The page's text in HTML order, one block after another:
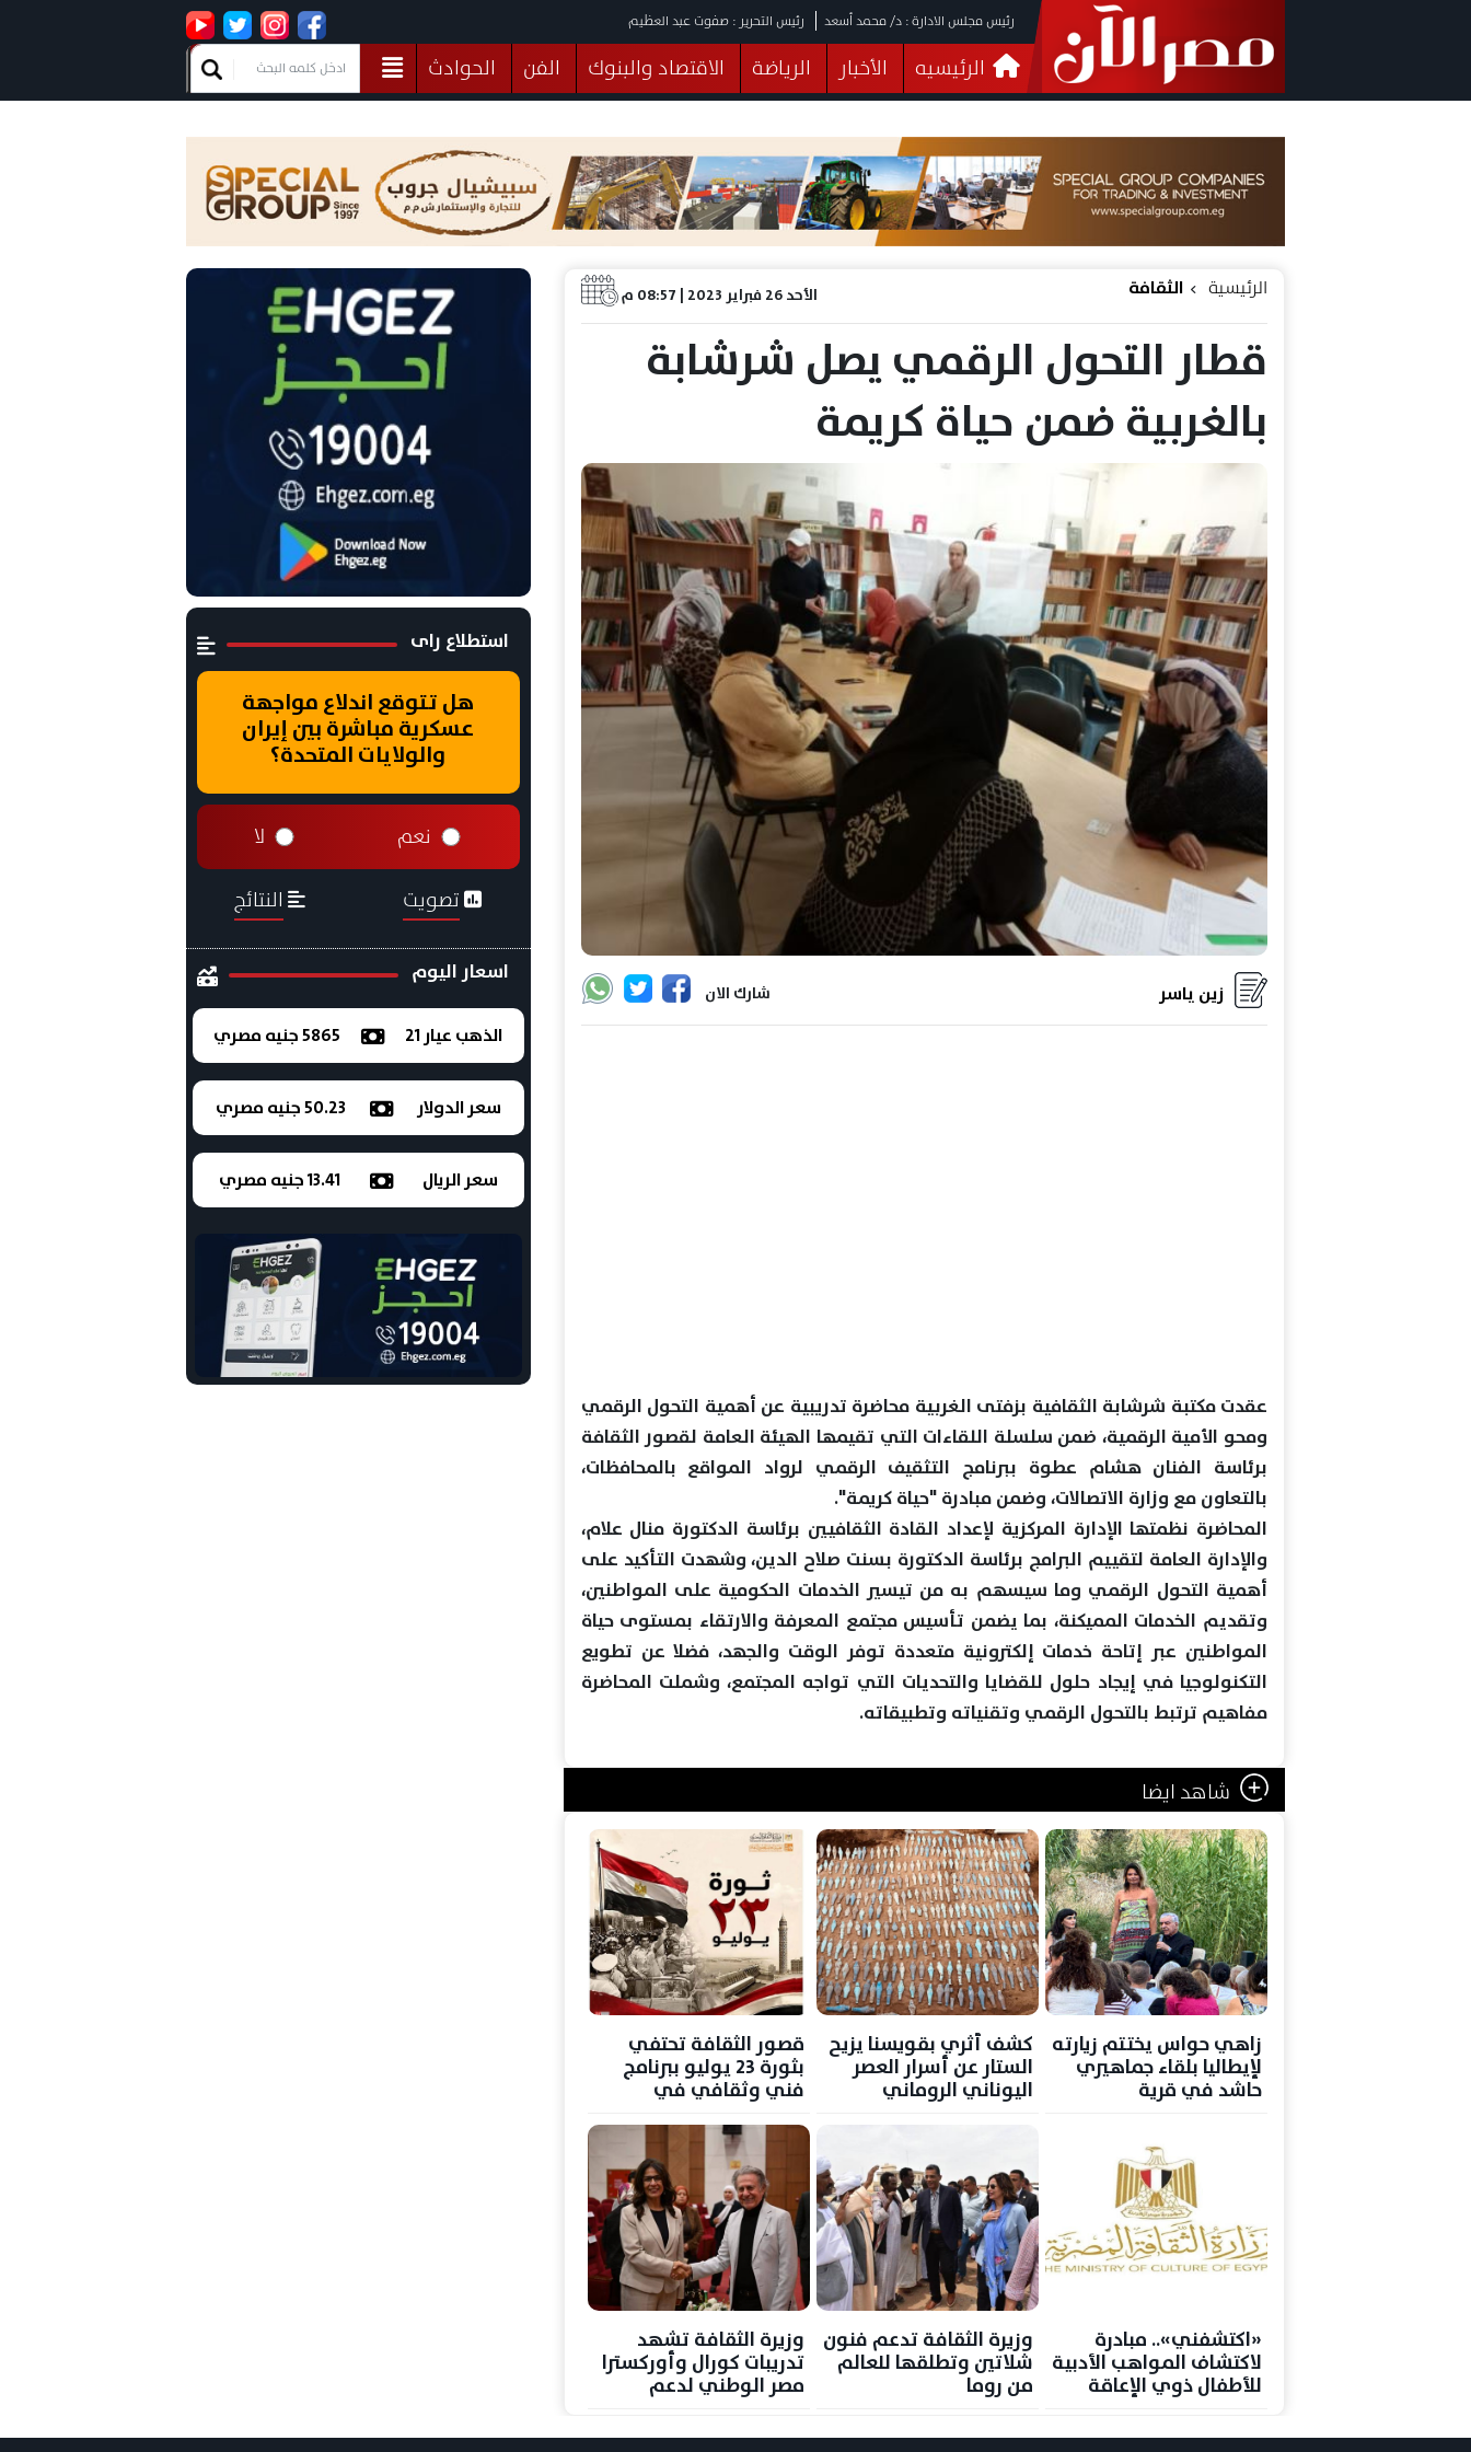
رئيس مجلس الادارة : د/ محمد أسعد رئيس التحرير : صفوت عبد العظيم
الرئيسيه الأخبار الرياضة الاقتصاد والبنوك الفن
الحوادث
فيديوهات
البرلمان صحة الثقافة خدمات منوعات
الأحد 26 فبراير 2023 | 08:57 م الرئيسية الثقافة
قطار التحول الرقمي يصل شرشابة
بالغربية ضمن حياة كريمة
شارك الان زين ياسر
عقدت مكتبة شرشابة الثقافية بزفتى الغربية محاضرة تدريبية عن أهمية التحول الرقمي
ومحو الأمية الرقمية، ضمن سلسلة اللقاءات التي تقيمها الهيئة العامة لقصور الثقافة
برئاسة الفنان هشام عطوة ببرنامج التثقيف الرقمي لرواد المواقع بالمحافظات،
بالتعاون مع وزارة الاتصالات، وضمن مبادرة "حياة كريمة".
المحاضرة نظمتها الإدارة المركزية لإعداد القادة الثقافيين برئاسة الدكتورة منال علام،
والإدارة العامة لتقييم البرامج برئاسة الدكتورة بسنت صلاح الدين، وشهدت التأكيد على
أهمية التحول الرقمي وما سيسهم به من تيسير الخدمات الحكومية على المواطنين،
وتقديم الخدمات المميكنة، بما يضمن تأسيس مجتمع المعرفة والارتقاء بمستوى حياة
المواطنين عبر إتاحة خدمات إلكترونية متعددة توفر الوقت والجهد، فضلا عن تطويع
التكنولوجيا في إيجاد حلول للقضايا والتحديات التي تواجه المجتمع، وشملت المحاضرة
مفاهيم ترتبط بالتحول الرقمي وتقنياته وتطبيقاته.
شاهد ايضا
زاهي حواس يختتم زيارته
لإيطاليا بلقاء جماهيري
حاشد في قرية
كشف أثري بقويسنا يزيح
الستار عن أسرار العصر
اليوناني الروماني
قصور الثقافة تحتفي
بثورة 23 يوليو ببرنامج
فني وثقافي في
«اكتشفني».. مبادرة
لاكتشاف المواهب الأدبية
للأطفال ذوي الإعاقة
وزيرة الثقافة تدعم فنون
شلاتين وتطلقها للعالم
من روما
وزيرة الثقافة تشهد
تدريبات كورال وأوركسترا
مصر الوطني لدعم
استطلاع راى
هل تتوقع اندلاع مواجهة
عسكرية مباشرة بين إيران
والولايات المتحدة؟
نعم لا
تصويت النتائج
اسعار اليوم
الذهب عيار 21 5865 جنيه مصري
سعر الدولار 50.23 جنيه مصري
سعر الريال 13.41 جنيه مصري